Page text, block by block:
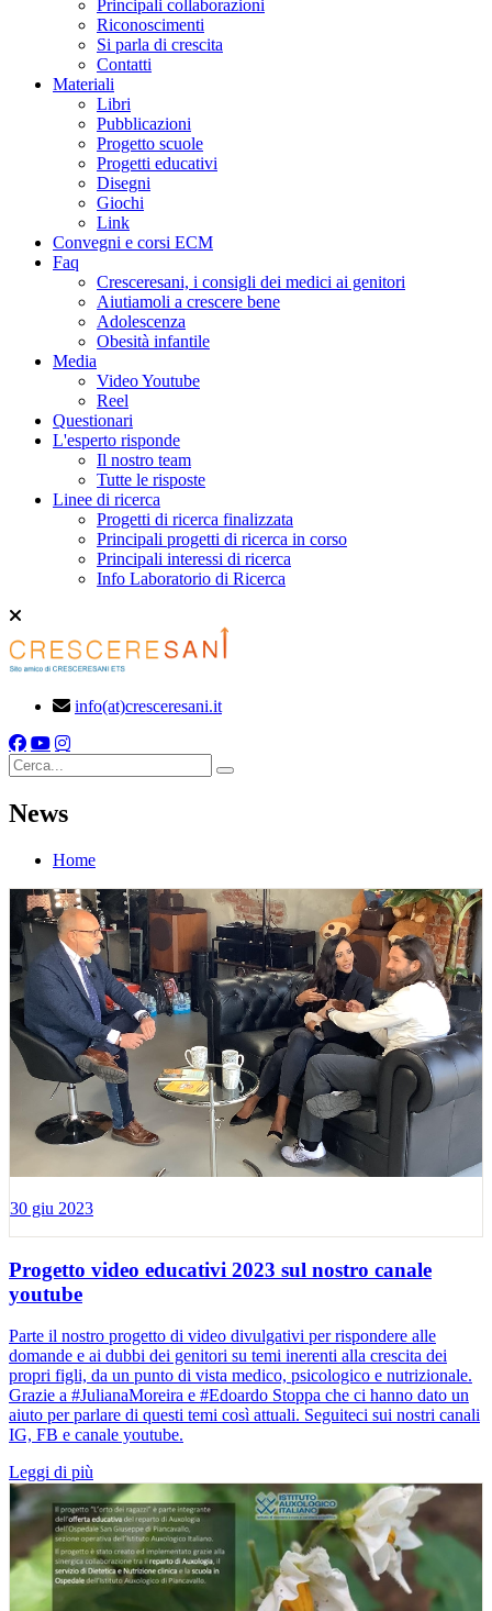
Principali collaborazioni
Riconoscimenti
Si parla di crescita
Contatti
Materiali
Libri
Pubblicazioni
Progetto scuole
Progetti educativi
Disegni
Giochi
Link
Convegni e corsi ECM
Faq
Cresceresani, i consigli dei medici ai genitori
Aiutiamoli a crescere bene
Adolescenza
Obesità infantile
Media
Video Youtube
Reel
Questionari
L'esperto risponde
Il nostro team
Tutte le risposte
Linee di ricerca
Progetti di ricerca finalizzata
Principali progetti di ricerca in corso
Principali interessi di ricerca
Info Laboratorio di Ricerca
info(at)cresceresani.it
Cerca
News
Home
30 giu 2023
Progetto video educativi 2023 sul nostro canale
youtube
Parte il nostro progetto di video divulgativi per rispondere alle
domande e ai dubbi dei genitori su temi inerenti alla crescita dei
propri figli, da un punto di vista medico, psicologico e nutrizionale.
Grazie a #JulianaMoreira e #Edoardo Stoppa che ci hanno dato un
aiuto per parlare di questi temi così attuali. Seguiteci sui nostri canali
IG, FB e canale youtube.
Leggi di più